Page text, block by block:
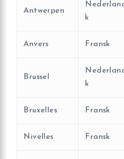
Antwerpen
k
Anvers Fransk
Brussel
k
Bruxelles Fransk
Nivelles Fransk